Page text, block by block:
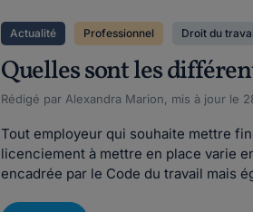
Actualité Professionnel Droit du
Quelles sont les
Rédigé par Alexandra Marion, mis à jour le
Tout employeur qui souhaite mettre
licenciement à mettre en place varie
encadrée par le Code du travail mais